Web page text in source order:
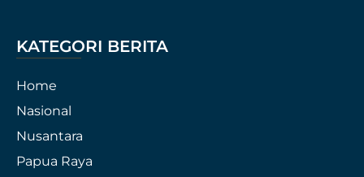
KATEGORI BERITA
Home
Nasional
Nusantara
Papua Raya